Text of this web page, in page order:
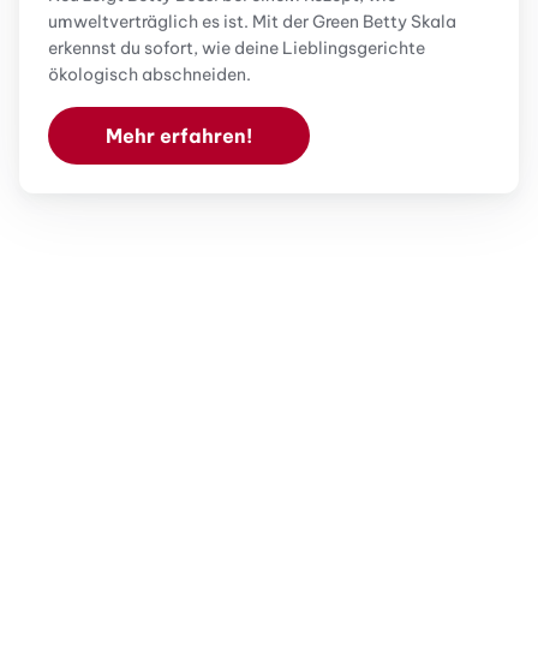
umweltverträglich es ist. Mit der Green Betty Skala
erkennst du sofort, wie deine Lieblingsgerichte
ökologisch abschneiden.
Mehr erfahren!